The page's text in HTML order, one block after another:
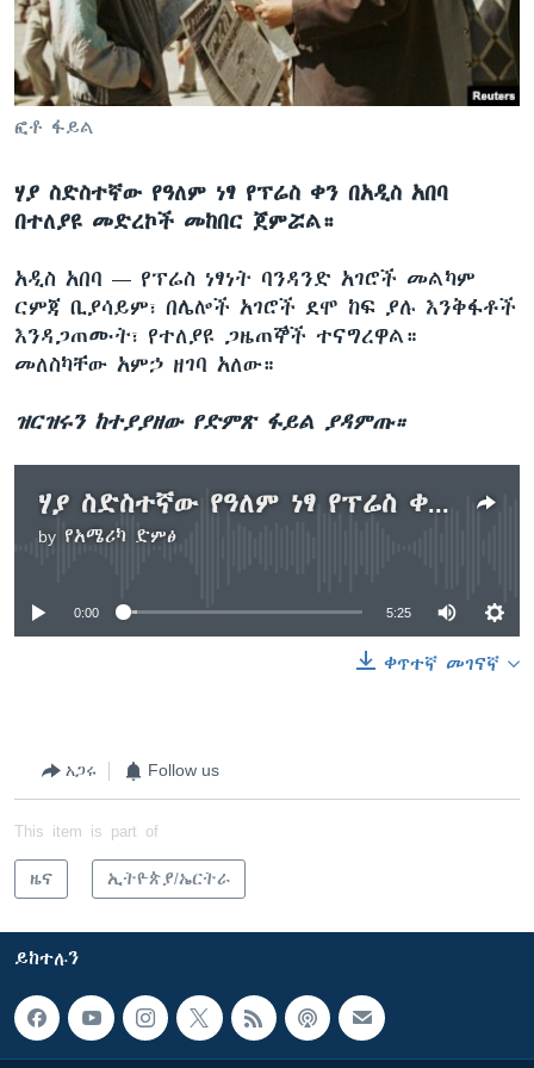
ቋንቋዎች
ፎቶ ፋይል
ሃያ ስድስተኛው የዓለም ነፃ የፕሬስ ቀን በአዲስ አበባ
በተለያዩ መድረኮች መከበር ጀምሯል።
አዲስ አበባ — የፕሬስ ነፃነት ባንዳንድ አገሮች መልካም
ርምጃ ቢያሳይም፣ በሌሎች አገሮች ደሞ ከፍ ያሉ እንቅፋቶች
እንዳጋጠሙት፣ የተለያዩ ጋዜጠኞች ተናግረዋል።
መለስካቸው አምኃ ዘገባ አለው።
ዝርዝሩን ከተያያዘው የድምጽ ፋይል ያዳምጡ።
ሃያ ስድስተኛው የዓለም ነፃ የፕሬስ ቀን በአዲስ አበባ
by የአሜሪካ ድምፅ
No media source currently available
0:00 5:25
ቀጥተኛ መገናኛ
አጋሩ Follow us
This item is part of
ዜና ኢትዮጵያ/ኤርትራ
ይከተሉን